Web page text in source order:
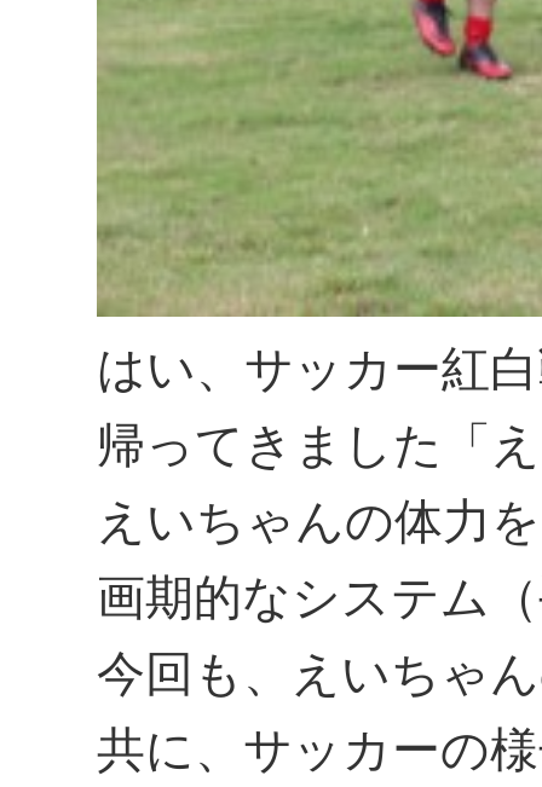
はい、サッカー紅
帰ってきました「
えいちゃんの体力
画期的なシステム
今回も、えいちゃ
共に、サッカーの